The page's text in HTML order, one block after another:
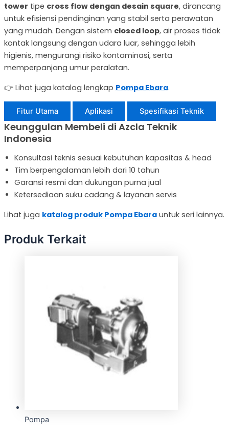
tower tipe cross flow dengan desain square, dirancang
untuk efisiensi pendinginan yang stabil serta perawatan
yang mudah. Dengan sistem closed loop, air proses tidak
kontak langsung dengan udara luar, sehingga lebih
higienis, mengurangi risiko kontaminasi, serta
memperpanjang umur peralatan.
👉 Lihat juga katalog lengkap Pompa Ebara.
Fitur Utama Aplikasi Spesifikasi Teknik
Keunggulan Membeli di Azcla Teknik
Indonesia
Konsultasi teknis sesuai kebutuhan kapasitas & head
Tim berpengalaman lebih dari 10 tahun
Garansi resmi dan dukungan purna jual
Ketersediaan suku cadang & layanan servis
Lihat juga katalog produk Pompa Ebara untuk seri lainnya.
Produk Terkait
Pompa